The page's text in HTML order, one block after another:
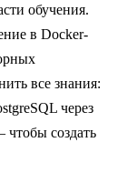
обучения.
в Docker-
все знания:
через
чтобы создать